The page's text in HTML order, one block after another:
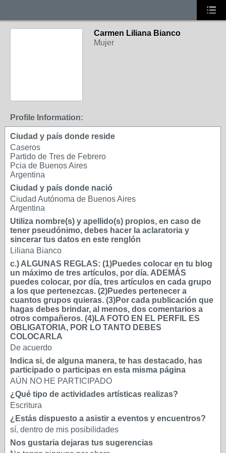
Carmen Liliana Bianco
Mujer
Profile Information:
Ciudad y país donde reside
Caseros
Partido de Tres de Febrero
Pcia de Buenos Aires
Argentina
Ciudad y país donde nació
Ciudad Autónoma de Buenos Aires
Argentina
Utiliza nombre(s) y apellido(s) propios, en caso de
tener pseudónimo, debes hacer la aclaratoria y
sincerar tus datos en este renglón
Liliana Bianco
c.) ALGUNAS REGLAS: (1)Puedes colocar en tu blog
un máximo de tres artículos, por día. ADEMÁS
puedes colocar, por día, tres artículos en cada grupo
a los que pertenezcas. (2)Puedes pertenecer a
cuantos grupos quieras. (3)Por cada publicación que
hagas debes brindar, al menos, dos comentarios a
otros compañeros. (4)LA FOTO EN EL PERFIL ES
OBLIGATORIA, POR LO TANTO DEBES
COLOCARLA
De acuerdo
Indica si, de alguna manera, te has destacado, has
participado o participas en esta misma página
AÚN NO HE PARTICIPADO
¿Qué tipo de actividades artísticas realizas?
Escritura
¿Estás dispuesto a asistir a eventos y encuentros?
sí, dentro de mis posibilidades
Nos gustaria dejaras tus sugerencias